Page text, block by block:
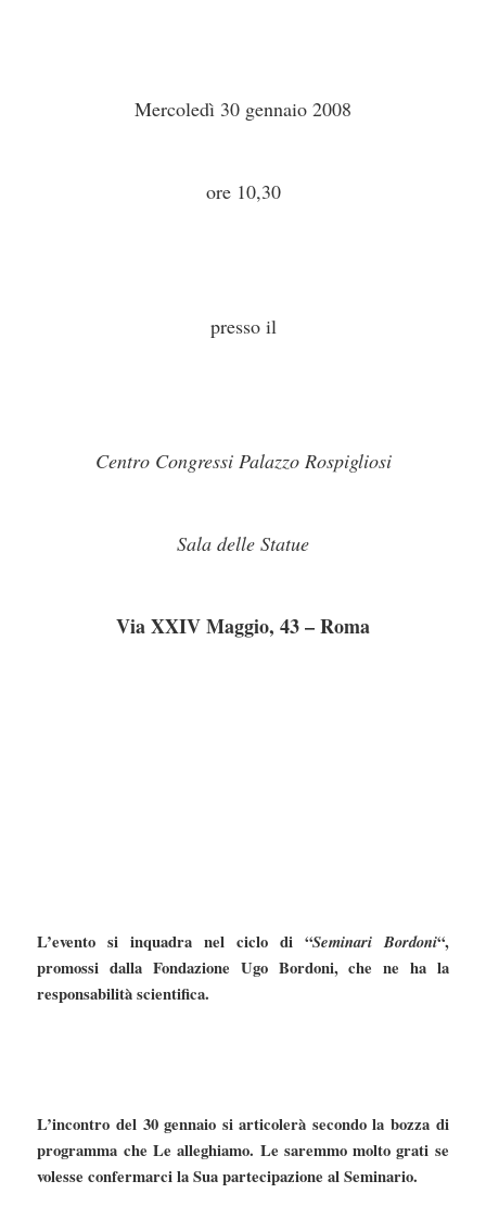
Mercoledì 30 gennaio 2008
ore 10,30
presso il
Centro Congressi Palazzo Rospigliosi
Sala delle Statue
Via XXIV Maggio, 43 – Roma
L’evento si inquadra nel ciclo di “Seminari Bordoni“,
promossi dalla Fondazione Ugo Bordoni, che ne ha la
responsabilità scientifica.
L’incontro del 30 gennaio si articolerà secondo la bozza di
programma che Le alleghiamo. Le saremmo molto grati se
volesse confermarci la Sua partecipazione al Seminario.